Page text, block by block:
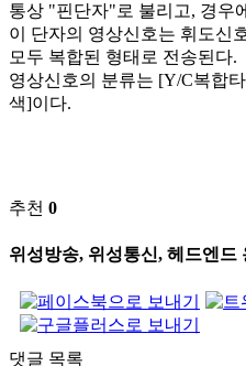
통상 "핀단자"로 불리고, 경우
이 단자의 영상신호는 휘도신
모두 복합된 형태로 전송된다.
영상신호의 분류는 [Y/C복합
색]이다.
추천 0
위성방송, 위성통신, 헤드엔드
댓글 목록